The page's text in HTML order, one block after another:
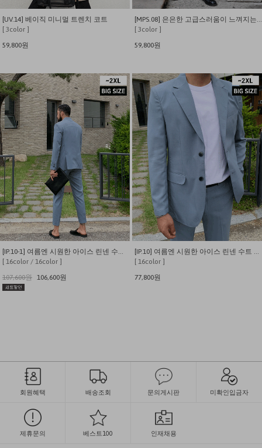
[UV.14] 베이직 미니멀 트렌치 코트
[ 3color ]
59,800원
[MPS.08] 은은한 고급스러움이 느껴지는 울 로브 코트
[ 3color ]
59,800원
[IP.10-1] 여름엔 시원한 아이스 린넨 수트 세트
[ 16color / 16color ]
107,600원 106,600원
[IP.10] 여름엔 시원한 아이스 린넨 수트 자켓
[ 16color ]
77,800원
회원혜택 배송조회 문의게시판 미확인입금자
제휴문의 베스트100 인재채용